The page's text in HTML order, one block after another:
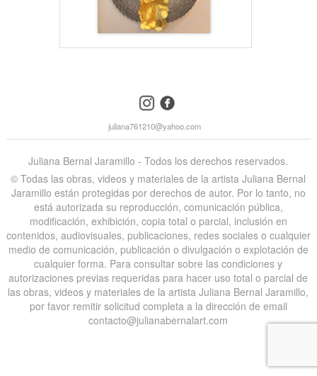
instagramfacebook
juliana761210@yahoo.com
Juliana Bernal Jaramillo - Todos los derechos reservados.
©️ Todas las obras, videos y materiales de la artista Juliana Bernal
Jaramillo están protegidas por derechos de autor. Por lo tanto, no
está autorizada su reproducción, comunicación pública,
modificación, exhibición, copia total o parcial, inclusión en
contenidos, audiovisuales, publicaciones, redes sociales o cualquier
medio de comunicación, publicación o divulgación o explotación de
cualquier forma. Para consultar sobre las condiciones y
autorizaciones previas requeridas para hacer uso total o parcial de
las obras, videos y materiales de la artista Juliana Bernal Jaramillo,
por favor remitir solicitud completa a la dirección de email
contacto@julianabernalart.com